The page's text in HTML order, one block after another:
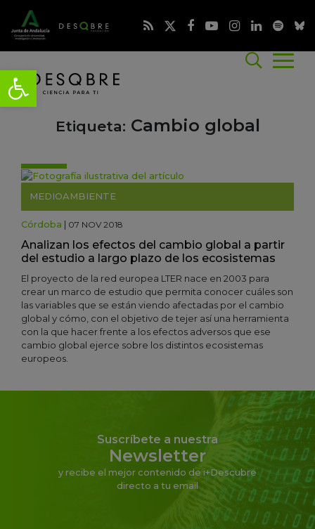
Etiqueta: Cambio global
MEDIOAMBIENTE
Córdoba | 07 NOV 2018
Analizan los efectos del cambio global a partir
del estudio a largo plazo de los ecosistemas
El proyecto de la red europea LTER nace en 2003 para
crear un marco de estudio que permita conocer cuáles son
las variables que se están viendo afectadas por el cambio
global y cómo, con el objetivo de tejer así una herramienta
con la que hacer frente a los efectos adversos que ese
cambio global ejerce sobre los distintos ecosistemas
europeos.
Suscríbete a nuestra
Newsletter
y recibe el mejor contenido de i+Descubre
directo a tu email